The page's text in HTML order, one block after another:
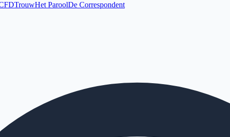
FDTrouwHet ParoolDe Correspondent